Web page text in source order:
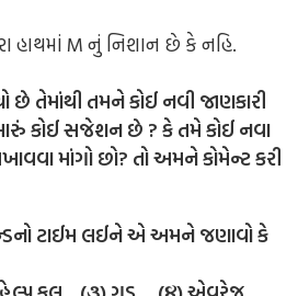
હાથમાં M નું નિશાન છે કે નહિ.
તેમાંથી તમને કોઈ નવી જાણકારી
કોઈ સજેશન છે ? કે તમે કોઈ નવા
માંગો છો? તો અમને કોમેન્ટ કરી
ટાઈમ લઈને એ અમને જણાવો કે